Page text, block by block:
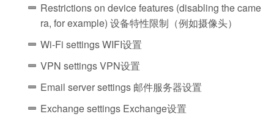
Restrictions on device features (disabling the came
ra, for example) 设备特性限制（例如摄像头）
Wi-Fi settings WIFI设置
VPN settings VPN设置
Email server settings 邮件服务器设置
Exchange settings Exchange设置